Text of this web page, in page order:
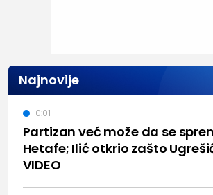
Najnovije
Partizan već može da se
Hetafe; Ilić otkrio zašto
VIDEO
0:01